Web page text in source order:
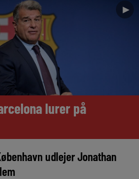
►
lurer på
udlejer Jonathan